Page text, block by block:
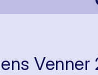
Venner